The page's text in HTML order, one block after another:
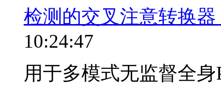
检测的交叉注意转换器
10:24:47
用于多模式无监督全